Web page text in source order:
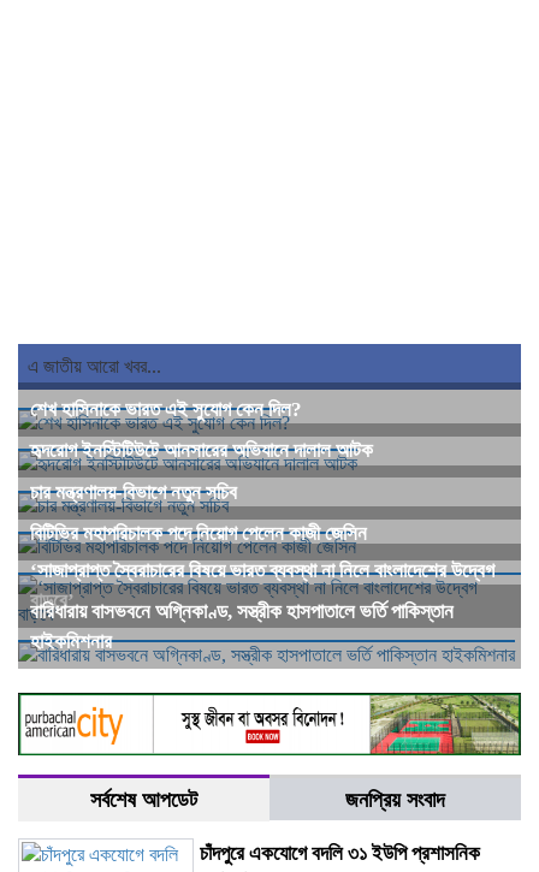
এ জাতীয় আরো খবর...
শেখ হাসিনাকে ভারত এই সুযোগ কেন দিল?
হৃদরোগ ইনস্টিটিউটে আনসারের অভিযানে দালাল আটক
চার মন্ত্রণালয়-বিভাগে নতুন সচিব
বিটিভির মহাপরিচালক পদে নিয়োগ পেলেন কাজী জেসিন
‘সাজাপ্রাপ্ত স্বৈরাচারের বিষয়ে ভারত ব্যবস্থা না নিলে বাংলাদেশের উদ্বেগ
বাড়বে’
বারিধারায় বাসভবনে অগ্নিকাণ্ড, সস্ত্রীক হাসপাতালে ভর্তি পাকিস্তান
হাইকমিশনার
সর্বশেষ আপডেট জনপ্রিয় সংবাদ
চাঁদপুরে একযোগে বদলি ৩১ ইউপি প্রশাসনিক